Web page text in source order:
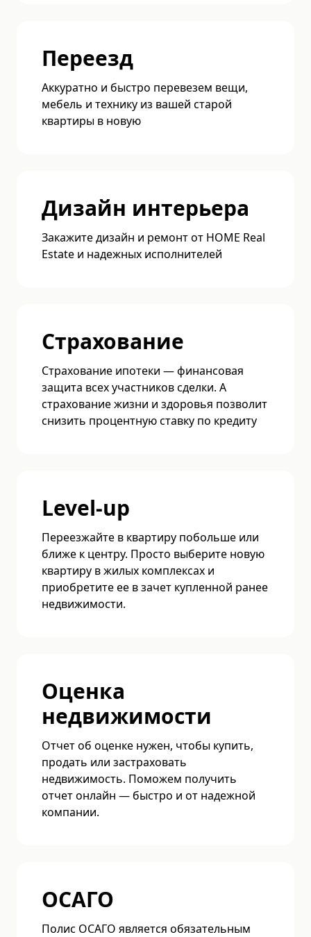
Переезд
Аккуратно и быстро перевезем вещи,
мебель и технику из вашей старой
квартиры в новую
Дизайн интерьера
Закажите дизайн и ремонт от HOME Real
Estate и надежных исполнителей
Страхование
Страхование ипотеки — финансовая
защита всех участников сделки. А
страхование жизни и здоровья позволит
снизить процентную ставку по кредиту
Level-up
Переезжайте в квартиру побольше или
ближе к центру. Просто выберите новую
квартиру в жилых комплексах и
приобретите ее в зачет купленной ранее
недвижимости.
Оценка
недвижимости
Отчет об оценке нужен, чтобы купить,
продать или застраховать
недвижимость. Поможем получить
отчет онлайн — быстро и от надежной
компании.
ОСАГО
Полис ОСАГО является обязательным